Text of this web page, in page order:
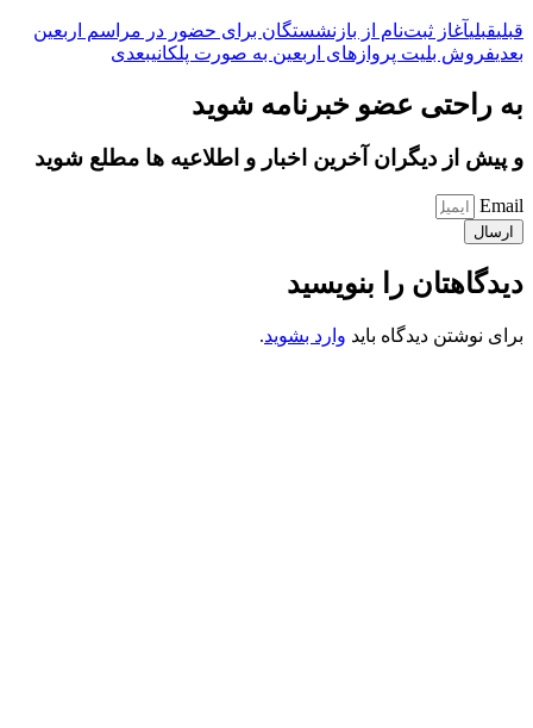
قبلیقبلیآغاز ثبت‌نام از بازنشستگان برای حضور در مراسم اربعین
بعدیفروش بلیت‌ پروازهای اربعین به صورت پلکانیبعدی
به راحتی عضو خبرنامه شوید
و پیش از دیگران آخرین اخبار و اطلاعیه ها مطلع شوید
Email
ارسال
دیدگاهتان را بنویسید
برای نوشتن دیدگاه باید وارد بشوید.